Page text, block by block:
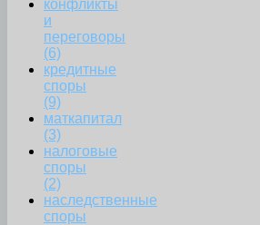
конфликты
и
переговоры
(6)
кредитные
споры
(9)
маткапитал
(3)
налоговые
споры
(2)
наследственные
споры